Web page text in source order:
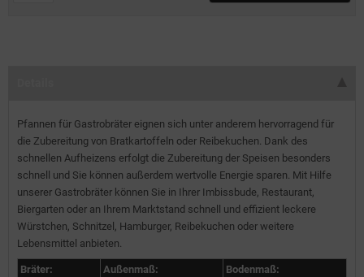
Pfannen für Gastrobräter eignen sich unter anderem hervorragend für
die Zubereitung von Bratkartoffeln oder Reibekuchen. Dank des
schnellen Aufheizens erfolgt die Zubereitung der Speisen besonders
schnell und Sie können außerdem wertvolle Energie sparen. Mit Hilfe
unserer Gastrobräter können Sie in Ihrer Imbissbude, Restaurant,
Biergarten oder an Ihrem Marktstand schnell und effizient leckere
Würstchen, Schnitzel, Hamburger, Reibekuchen oder weitere
Lebensmittel anbieten.
Bräter: Außenmaß:
Bodenmaß: